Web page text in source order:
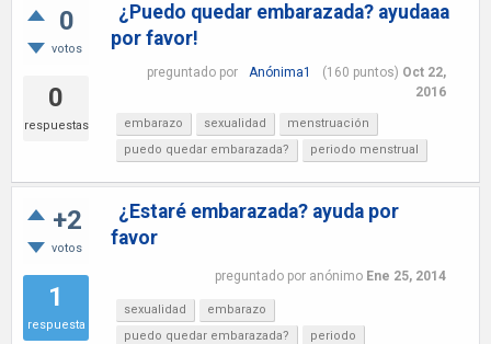
0
votos
0
respuestas
¿Puedo quedar embarazada? ayudaaa
por favor!
preguntado por Anónima1 (160 puntos) Oct 22,
2016
embarazo sexualidad
menstruación
puedo quedar embarazada?
periodo menstrual
+2
votos
1
respuesta
¿Estaré embarazada? ayuda por
favor
preguntado por anónimo Ene 25, 2014
sexualidad
embarazo
puedo quedar embarazada?
periodo